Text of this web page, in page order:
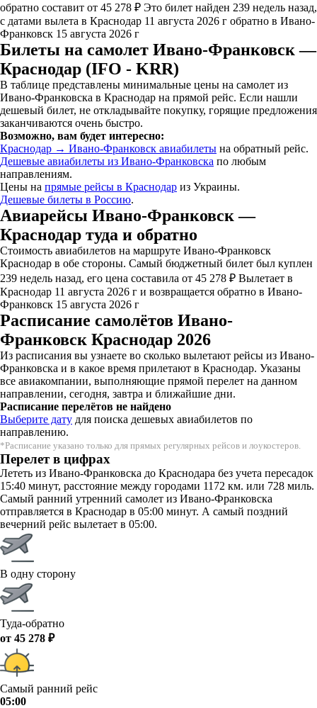
обратно составит от 45 278 ₽ Это билет найден 239 недель назад,
с датами вылета в Краснодар 11 августа 2026 г обратно в Ивано-
Франковск 15 августа 2026 г
Билеты на самолет Ивано-Франковск —
Краснодар (IFO - KRR)
В таблице представлены минимальные цены на самолет из
Ивано-Франковска в Краснодар на прямой рейс. Если нашли
дешевый билет, не откладывайте покупку, горящие предложения
заканчиваются очень быстро.
Возможно, вам будет интересно:
Краснодар → Ивано-Франковск авиабилеты на обратный рейс.
Дешевые авиабилеты из Ивано-Франковска по любым
направлениям.
Цены на прямые рейсы в Краснодар из Украины.
Дешевые билеты в Россию.
Авиарейсы Ивано-Франковск —
Краснодар туда и обратно
Стоимость авиабилетов на маршруте Ивано-Франковск
Краснодар в обе стороны. Самый бюджетный билет был куплен
239 недель назад, его цена составила от 45 278 ₽ Вылетает в
Краснодар 11 августа 2026 г и возвращается обратно в Ивано-
Франковск 15 августа 2026 г
Расписание самолётов Ивано-
Франковск Краснодар 2026
Из расписания вы узнаете во сколько вылетают рейсы из Ивано-
Франковска и в какое время прилетают в Краснодар. Указаны
все авиакомпании, выполняющие прямой перелет на данном
направлении, сегодня, завтра и ближайшие дни.
Расписание перелётов не найдено
Выберите дату для поиска дешевых авиабилетов по
направлению.
*Расписание указано только для прямых регулярных рейсов и лоукостеров.
Перелет в цифрах
Лететь из Ивано-Франковска до Краснодара без учета пересадок
15:40 минут, расстояние между городами 1172 км. или 728 миль.
Самый ранний утренний самолет из Ивано-Франковска
отправляется в Краснодар в 05:00 минут. А самый поздний
вечерний рейс вылетает в 05:00.
В одну сторону
Туда-обратно
от 45 278 ₽
Самый ранний рейс
05:00